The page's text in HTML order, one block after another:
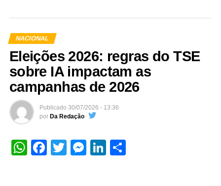
NACIONAL
Eleições 2026: regras do TSE
sobre IA impactam as
campanhas de 2026
Publicado 30/07/2026 - 13:36
por Da Redação
WhatsApp
Facebook
TwitterMessenger
LinkedIn